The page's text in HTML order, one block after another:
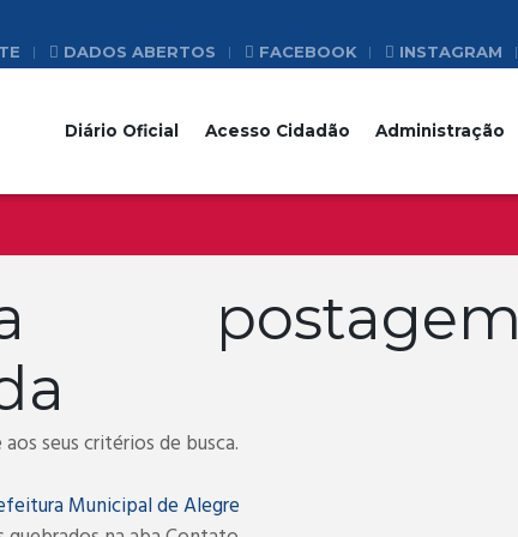
DADOS ABERTOS FACEBOOK INSTAGRAM
Diário Oficial Acesso Cidadão Administração
postagem
seus critérios de busca.
Municipal de Alegre